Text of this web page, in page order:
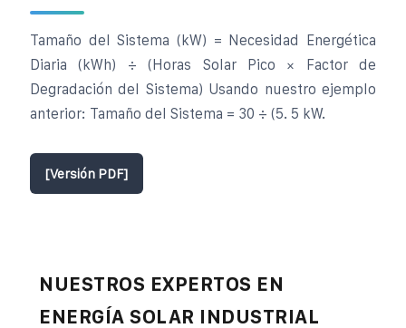
Tamaño del Sistema (kW) = Necesidad Energética
Diaria (kWh) ÷ (Horas Solar Pico × Factor de
Degradación del Sistema) Usando nuestro ejemplo
anterior: Tamaño del Sistema = 30 ÷ (5. 5 kW.
[Versión PDF]
NUESTROS EXPERTOS EN
ENERGÍA SOLAR INDUSTRIAL